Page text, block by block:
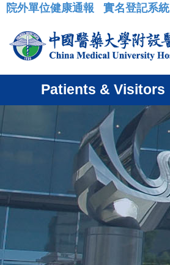
:::
院外單位健康通報 實名登記系統
Patients & Visitors